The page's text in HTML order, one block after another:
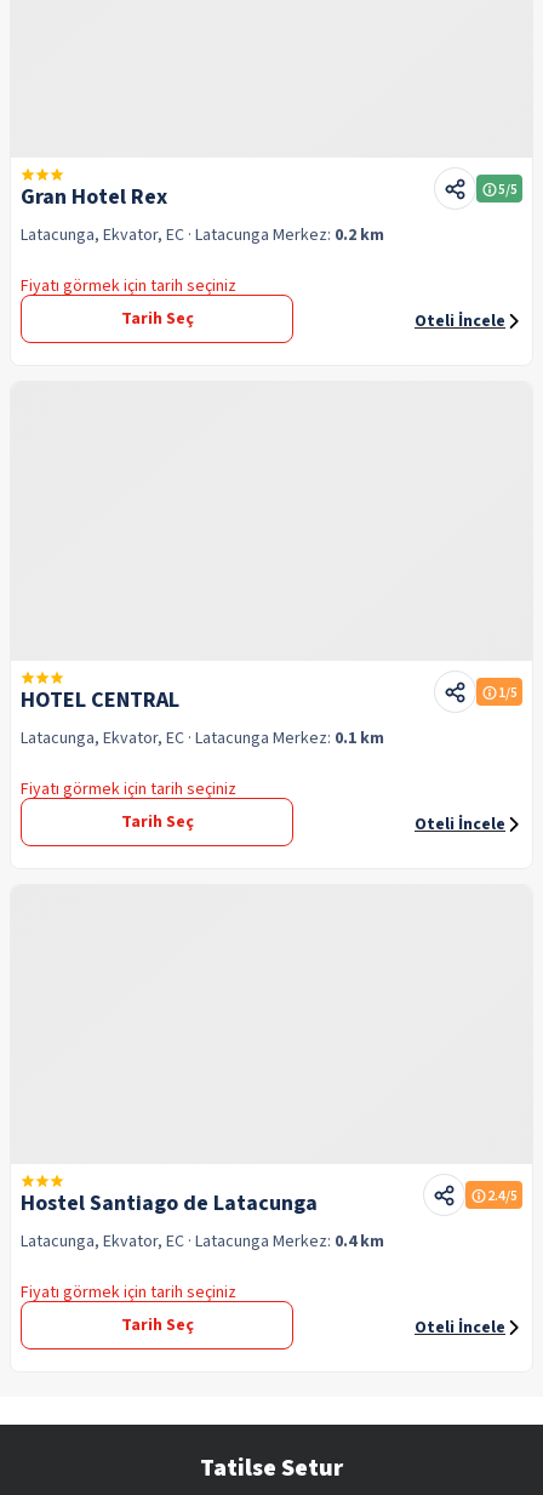
Gran Hotel Rex 5/5
Latacunga, Ekvator, EC · Latacunga Merkez: 0.2 km
Fiyatı görmek için tarih seçiniz
Tarih Seç
Oteli İncele
HOTEL CENTRAL 1/5
Latacunga, Ekvator, EC · Latacunga Merkez: 0.1 km
Fiyatı görmek için tarih seçiniz
Tarih Seç
Oteli İncele
Hostel Santiago de Latacunga 2.4/5
Latacunga, Ekvator, EC · Latacunga Merkez: 0.4 km
Fiyatı görmek için tarih seçiniz
Tarih Seç
Oteli İncele
Tatilse Setur